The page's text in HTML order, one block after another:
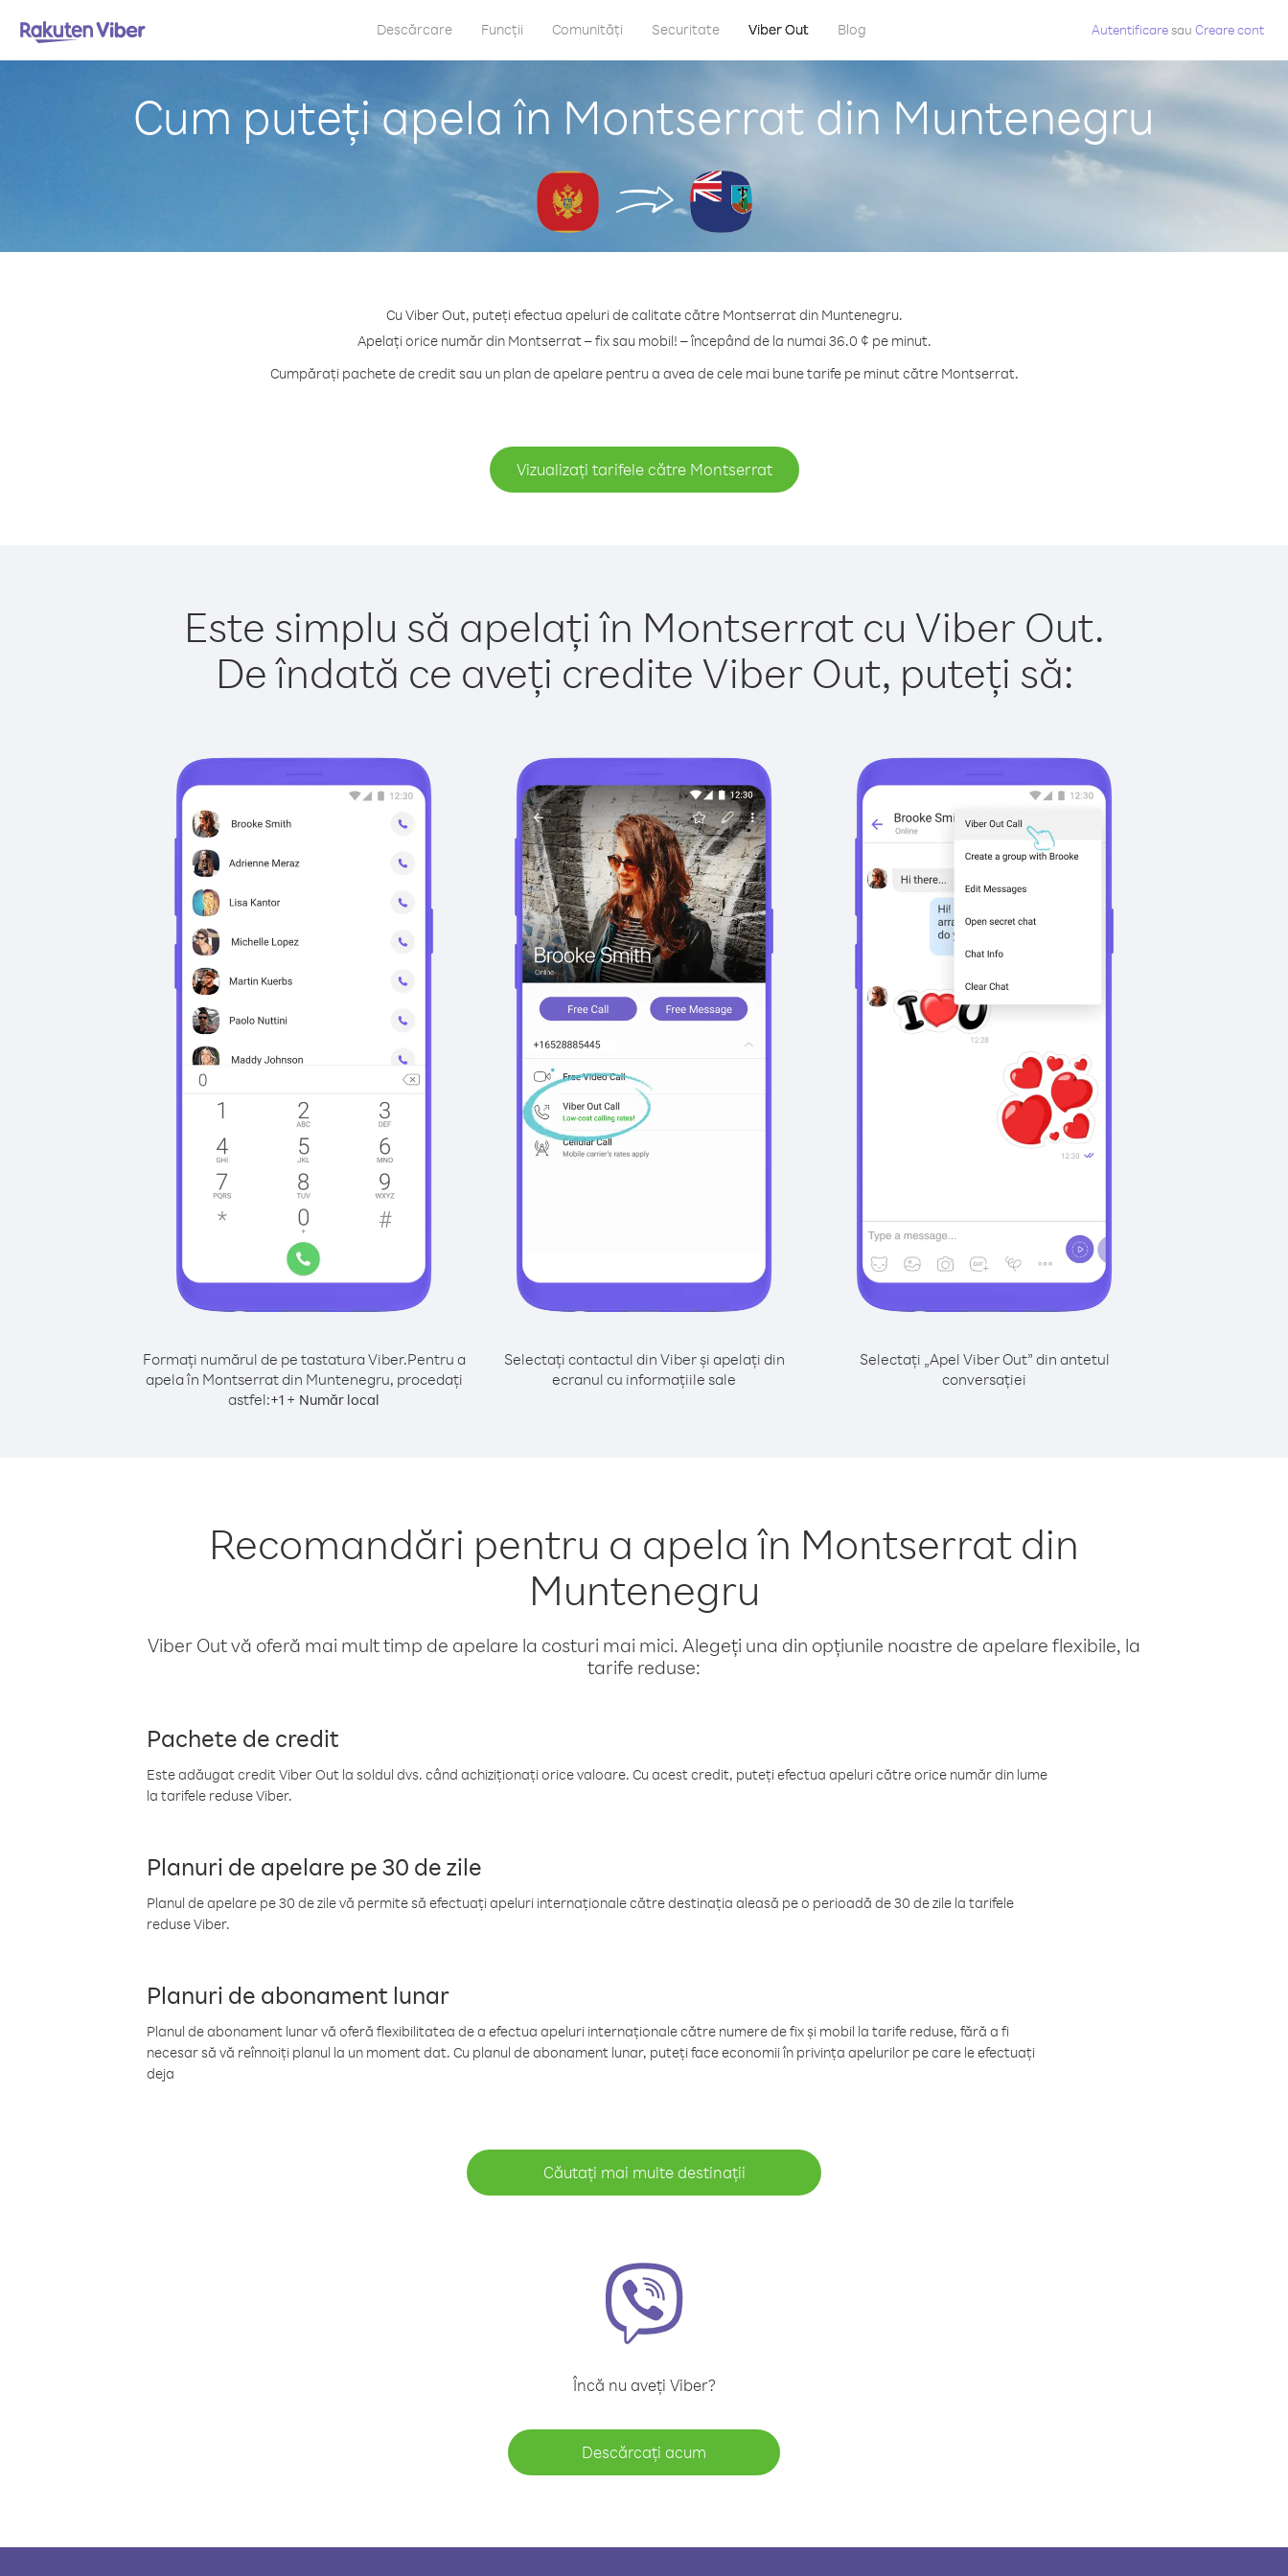
Descărcare Funcții Comunități Securitate Viber Out Blog Autentificaresau Creare cont
Cum puteți apela în Montserrat din Muntenegru
Cu Viber Out, puteți efectua apeluri de calitate către Montserrat din Muntenegru.
Apelați orice număr din Montserrat – fix sau mobil! – începând de la numai 36.0 ¢ pe minut.
Cumpărați pachete de credit sau un plan de apelare pentru a avea de cele mai bune tarife pe minut către Montserrat.
Vizualizați tarifele către Montserrat
Este simplu să apelați în Montserrat cu Viber Out.
De îndată ce aveți credite Viber Out, puteți să:
Formați numărul de pe tastatura Viber.Pentru a
apela în Montserrat din Muntenegru, procedați
astfel:+1 + Număr local
Selectați contactul din Viber și apelați din
ecranul cu informațiile sale
Selectați „Apel Viber Out” din antetul
conversației
Recomandări pentru a apela în Montserrat din
Muntenegru
Viber Out vă oferă mai mult timp de apelare la costuri mai mici. Alegeți una din opțiunile noastre de apelare flexibile, la
tarife reduse:
Pachete de credit
Este adăugat credit Viber Out la soldul dvs. când achiziționați orice valoare. Cu acest credit, puteți efectua apeluri către orice număr din lume
la tarifele reduse Viber.
Planuri de apelare pe 30 de zile
Planul de apelare pe 30 de zile vă permite să efectuați apeluri internaționale către destinația aleasă pe o perioadă de 30 de zile la tarifele
reduse Viber.
Planuri de abonament lunar
Planul de abonament lunar vă oferă flexibilitatea de a efectua apeluri internaționale către numere de fix și mobil la tarife reduse, fără a fi
necesar să vă reînnoiți planul la un moment dat. Cu planul de abonament lunar, puteți face economii în privința apelurilor pe care le efectuați
deja
Căutați mai multe destinații
Încă nu aveți Viber?
Descărcați acum